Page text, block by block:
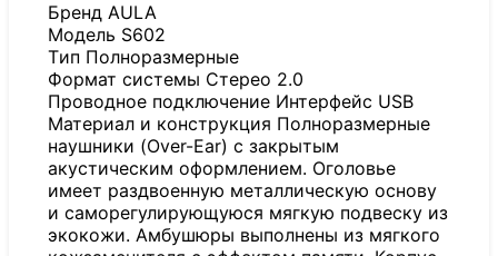
Бренд AULA
Модель S602
Tип Полноразмерные
Формат системы Стерео 2.0
Проводное подключение Интерфейс USB
Материал и конструкция Полноразмерные
наушники (Over-Ear) с закрытым
акустическим оформлением. Оголовье
имеет раздвоенную металлическую основу
и саморегулирующуюся мягкую подвеску из
экокожи. Амбушюры выполнены из мягкого